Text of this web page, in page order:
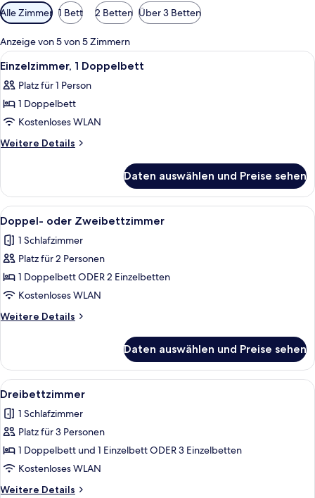
Verfügbare
Filter
für
Zimmer
Alle Zimmer 1 Bett 2 Betten Über 3 Betten
Anzeige von 5 von 5 Zimmern
Alle
Fotos
für
Einzelzimmer,
1
Doppelbett
Ein Hotelzimmer mit einem
9
Einzelzimmer, 1 Doppelbett
Platz für 1 Person
1 Doppelbett
Kostenloses WLAN
Weitere Details
Weitere
1
Doppelbett
Daten auswählen und Preise sehen
Alle
Fotos
für
Doppel-
oder
Zweibettzimmer
anzeigen
Ein Hotelzimmer mit einem
9
Doppel- oder Zweibettzimmer
1 Schlafzimmer
Platz für 2 Personen
1 Doppelbett ODER 2 Einzelbetten
Kostenloses WLAN
Weitere Details
Weitere
oder
Zweibettzimmer
Daten auswählen und Preise sehen
Alle
Fotos
für
Dreibettzimmer
anzeigen
Ein Hotelzimmer mit zwei Betten,
4
Dreibettzimmer
1 Schlafzimmer
Platz für 3 Personen
1 Doppelbett und 1 Einzelbett ODER 3 Einzelbetten
Kostenloses WLAN
Weitere Details
Weitere